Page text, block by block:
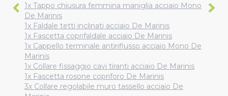
1x Tappo chiusura femmina maniglia acciaio Mono
De Marinis
1x Faldale tetti inclinati acciaio De Marinis
1x Fascetta coprifaldale acciaio De Marinis
1x Cappello terminale antiriflusso acciaio Mono De
Marinis
1x Collare fissaggio cavi tiranti acciaio De Marinis
1x Fascetta rosone copriforo De Marinis
3x Collare regolabile muro tassello acciaio De